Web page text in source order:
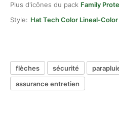
Plus d'icônes du pack Family
Style: Hat Tech Color Lineal-Color
flèches sécurité
assurance entretien